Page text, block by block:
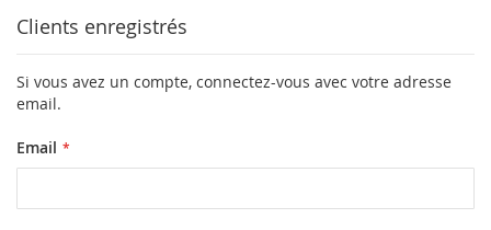
Clients enregistrés
Si vous avez un compte, connectez-vous avec votre adresse
email.
Email